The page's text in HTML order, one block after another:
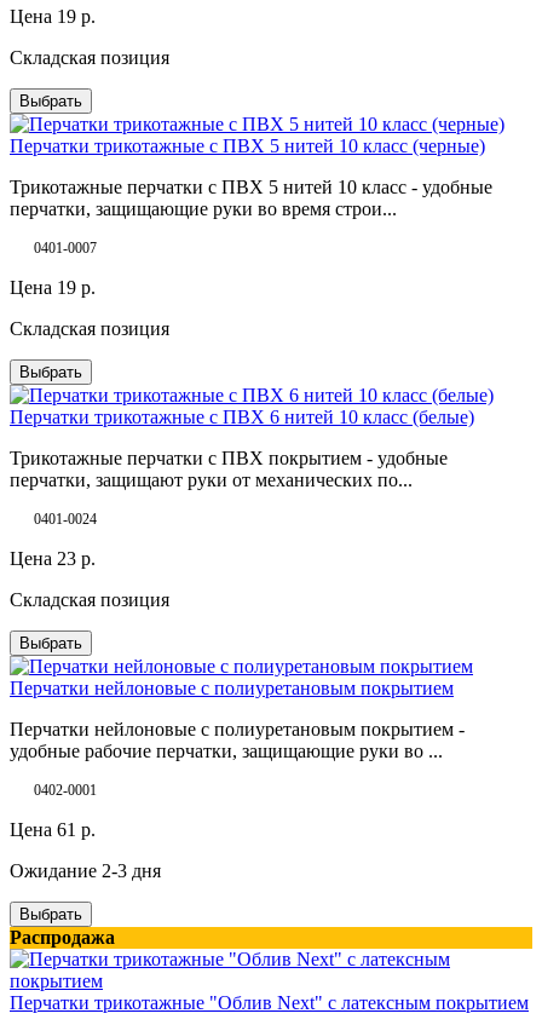
Цена 19 р.
Складская позиция
Выбрать
Перчатки трикотажные с ПВХ 5 нитей 10 класс (черные)
Трикотажные перчатки с ПВХ 5 нитей 10 класс - удобные
перчатки, защищающие руки во время строи...
0401-0007
Цена 19 р.
Складская позиция
Выбрать
Перчатки трикотажные с ПВХ 6 нитей 10 класс (белые)
Трикотажные перчатки с ПВХ покрытием - удобные
перчатки, защищают руки от механических по...
0401-0024
Цена 23 р.
Складская позиция
Выбрать
Перчатки нейлоновые с полиуретановым покрытием
Перчатки нейлоновые с полиуретановым покрытием -
удобные рабочие перчатки, защищающие руки во ...
0402-0001
Цена 61 р.
Ожидание 2-3 дня
Выбрать
Распродажа
Перчатки трикотажные "Облив Next" с латексным покрытием